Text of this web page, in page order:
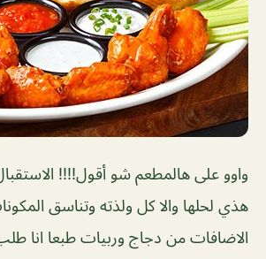
واوو على هالمطعم شو أقول!!!!
هذي لحلها والا كل ولذته وتناسق
الاضافات من دجاج وربيات طبعا انا